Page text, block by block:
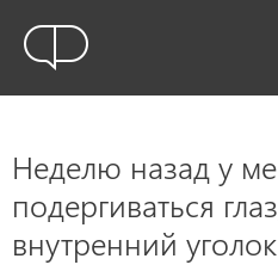
Неделю назад у
подергиваться
внутренний